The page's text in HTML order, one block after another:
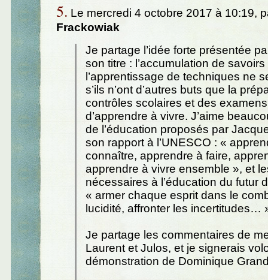
5. Le mercredi 4 octobre 2017 à 10:19,
Frackowiak
Je partage l’idée forte présentée
son titre : l’accumulation de savoirs
l’apprentissage de techniques ne
s’ils n’ont d’autres buts que la
contrôles scolaires et des
d’apprendre à vivre. J’aime
de l’éducation proposés par
son rapport à l’UNESCO : «
connaître, apprendre à faire,
apprendre à vivre ensemble », et
nécessaires à l’éducation du futur
« armer chaque esprit dans le
lucidité, affronter les incertitudes…
Je partage les commentaires de
Laurent et Julos, et je signerais
démonstration de Dominique